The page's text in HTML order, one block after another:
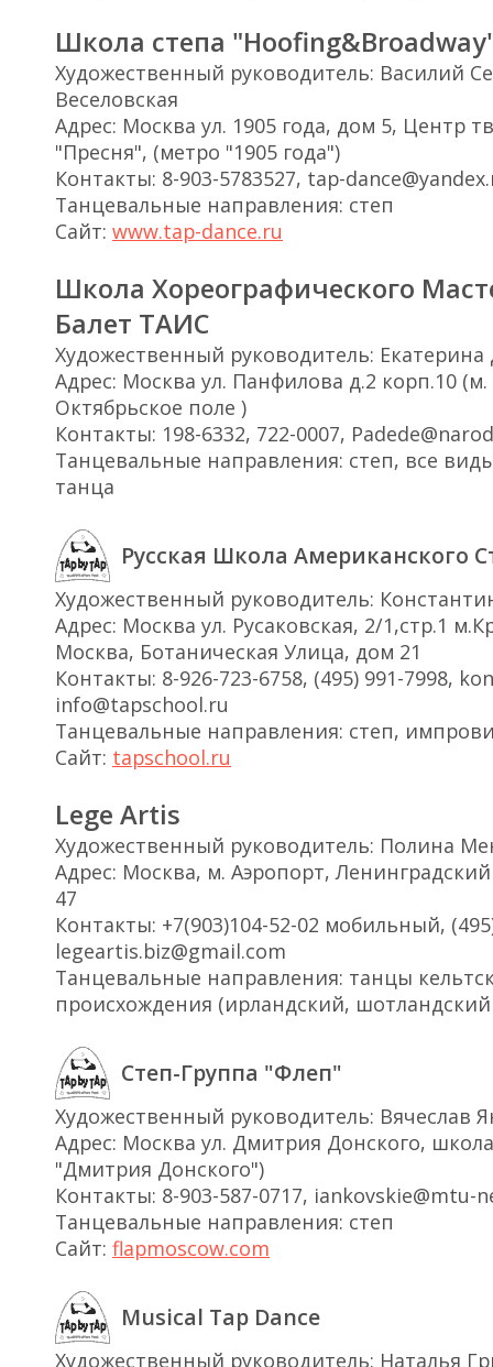
Школа степа
Художественный руководитель: Василий
Веселовская
Адрес: Москва ул. 1905 года, дом 5, Центр
"Пресня", (метро "1905 года")
Контакты: 8-903-5783527, tap-
Танцевальные направления: степ
Сайт: www.tap-dance.ru
Школа Хореографического
Балет ТАИС
Художественный руководитель: Екатерина
Адрес: Москва ул. Панфилова д.2 корп.10 (м.
Октябрьское поле )
Контакты: 198-6332, 722-0007,
Танцевальные направления: степ, все
танца
Русская Школа Американского
Художественный руководитель:
Адрес: Москва ул. Русаковская, 2/1,стр.1
Москва, Ботаническая Улица, дом 21
Контакты: 8-926-723-6758, (495) 991-7998,
info@tapschool.ru
Танцевальные направления: степ,
Сайт: tapschool.ru
Lege Artis
Художественный руководитель: Полина
Адрес: Москва, м. Аэропорт,
47
Контакты: +7(903)104-52-02 мобильный,
legeartis.biz@gmail.com
Танцевальные направления: танцы
происхождения (ирландский,
Степ-Группа "Флеп"
Художественный руководитель: Вячеслав
Адрес: Москва ул. Дмитрия Донского,
"Дмитрия Донского")
Контакты: 8-903-587-0717, iankovskie@mtu-
Танцевальные направления: степ
Сайт: flapmoscow.com
Musical Tap Dance
Художественный руководитель: Наталья